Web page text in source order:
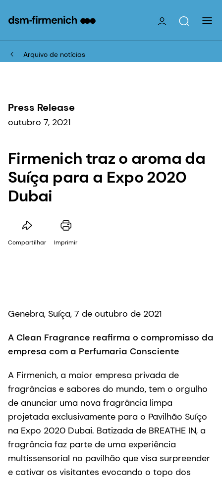
Arquivo de notícias
Press Release
outubro 7, 2021
Firmenich traz o aroma da
Suíça para a Expo 2020
Dubai
Compartilhar Imprimir
Genebra, Suíça, 7 de outubro de 2021
A Clean Fragrance reafirma o compromisso da
empresa com a Perfumaria Consciente
A Firmenich, a maior empresa privada de
fragrâncias e sabores do mundo, tem o orgulho
de anunciar uma nova fragrância limpa
projetada exclusivamente para o Pavilhão Suíço
na Expo 2020 Dubai. Batizada de BREATHE IN, a
fragrância faz parte de uma experiência
multissensorial no pavilhão que visa surpreender
e cativar os visitantes evocando o topo dos